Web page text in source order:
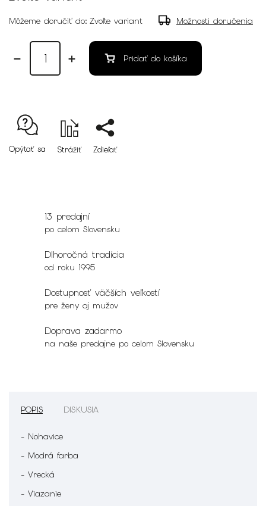
Môžeme doručiť do: Zvoľte variant Možnosti doručenia
Pridať do košíka
Opýtať sa Strážiť Zdieľať
13 predajní
po celom Slovensku
Dlhoročná tradícia
od roku 1995
Dostupnosť väčších veľkostí
pre ženy aj mužov
Doprava zadarmo
na naše predajne po celom Slovensku
POPIS DISKUSIA
- Nohavice
- Modrá farba
- Vrecká
- Viazanie